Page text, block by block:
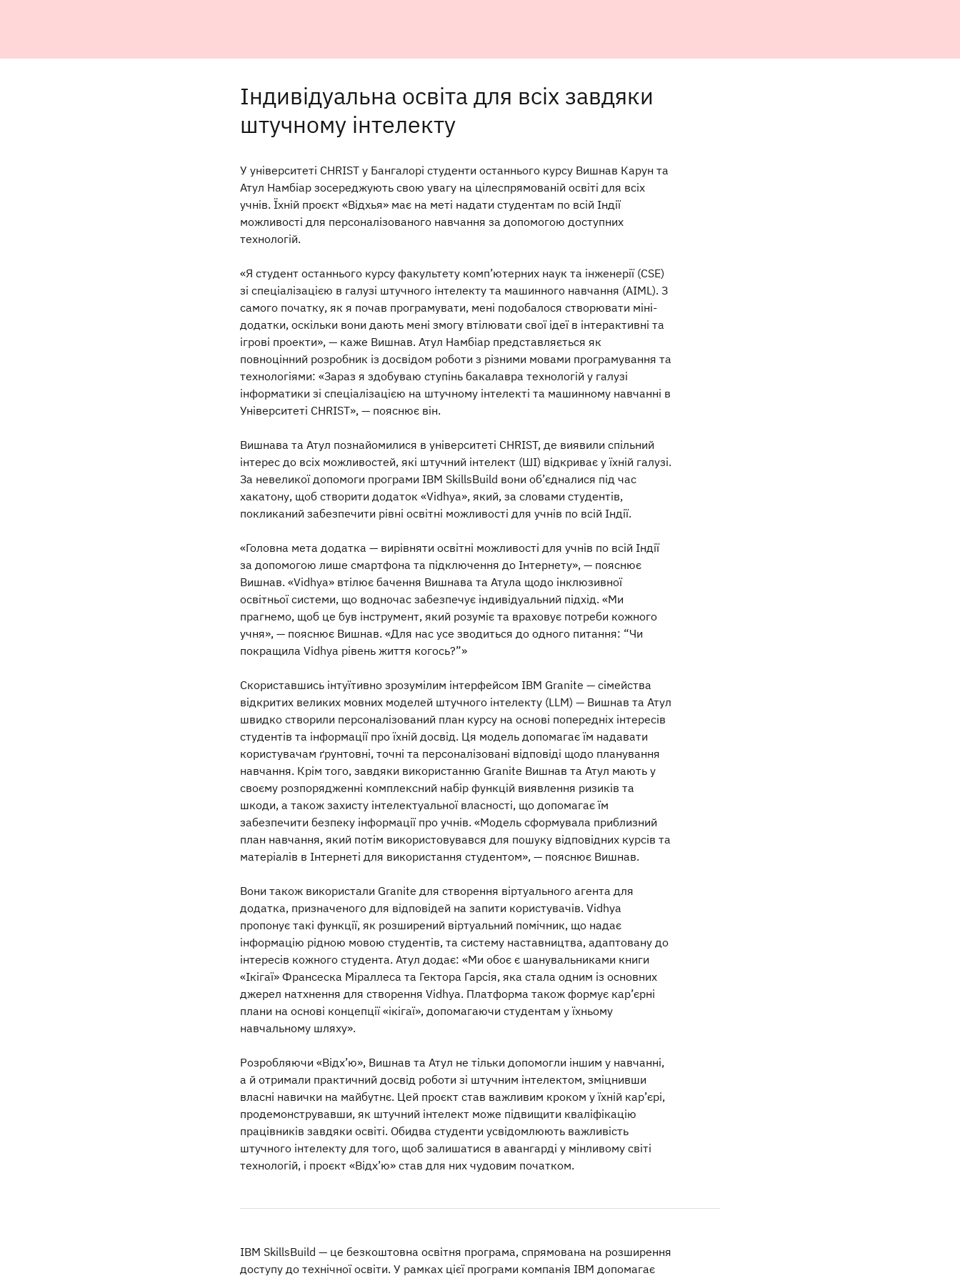
Індивідуальна освіта для всіх завдяки
штучному інтелекту
У університеті CHRIST у Бангалорі студенти останнього курсу Вишнав Карун та
Атул Намбіар зосереджують свою увагу на цілеспрямованій освіті для всіх
учнів. Їхній проєкт «Відхья» має на меті надати студентам по всій Індії
можливості для персоналізованого навчання за допомогою доступних
технологій.
«Я студент останнього курсу факультету комп’ютерних наук та інженерії (CSE)
зі спеціалізацією в галузі штучного інтелекту та машинного навчання (AIML). З
самого початку, як я почав програмувати, мені подобалося створювати міні-
додатки, оскільки вони дають мені змогу втілювати свої ідеї в інтерактивні та
ігрові проекти», — каже Вишнав. Атул Намбіар представляється як
повноцінний розробник із досвідом роботи з різними мовами програмування та
технологіями: «Зараз я здобуваю ступінь бакалавра технологій у галузі
інформатики зі спеціалізацією на штучному інтелекті та машинному навчанні в
Університеті CHRIST», — пояснює він.
Вишнава та Атул познайомилися в університеті CHRIST, де виявили спільний
інтерес до всіх можливостей, які штучний інтелект (ШІ) відкриває у їхній галузі.
За невеликої допомоги програми IBM SkillsBuild вони об’єдналися під час
хакатону, щоб створити додаток «Vidhya», який, за словами студентів,
покликаний забезпечити рівні освітні можливості для учнів по всій Індії.
«Головна мета додатка — вирівняти освітні можливості для учнів по всій Індії
за допомогою лише смартфона та підключення до Інтернету», — пояснює
Вишнав. «Vidhya» втілює бачення Вишнава та Атула щодо інклюзивної
освітньої системи, що водночас забезпечує індивідуальний підхід. «Ми
прагнемо, щоб це був інструмент, який розуміє та враховує потреби кожного
учня», — пояснює Вишнав. «Для нас усе зводиться до одного питання: “Чи
покращила Vidhya рівень життя когось?”»
Скориставшись інтуїтивно зрозумілим інтерфейсом IBM Granite — сімейства
відкритих великих мовних моделей штучного інтелекту (LLM) — Вишнав та Атул
швидко створили персоналізований план курсу на основі попередніх інтересів
студентів та інформації про їхній досвід. Ця модель допомагає їм надавати
користувачам ґрунтовні, точні та персоналізовані відповіді щодо планування
навчання. Крім того, завдяки використанню Granite Вишнав та Атул мають у
своєму розпорядженні комплексний набір функцій виявлення ризиків та
шкоди, а також захисту інтелектуальної власності, що допомагає їм
забезпечити безпеку інформації про учнів. «Модель сформувала приблизний
план навчання, який потім використовувався для пошуку відповідних курсів та
матеріалів в Інтернеті для використання студентом», — пояснює Вишнав.
Вони також використали Granite для створення віртуального агента для
додатка, призначеного для відповідей на запити користувачів. Vidhya
пропонує такі функції, як розширений віртуальний помічник, що надає
інформацію рідною мовою студентів, та систему наставництва, адаптовану до
інтересів кожного студента. Атул додає: «Ми обоє є шанувальниками книги
«Ікігаї» Франсеска Міраллеса та Гектора Гарсія, яка стала одним із основних
джерел натхнення для створення Vidhya. Платформа також формує кар’єрні
плани на основі концепції «ікігаї», допомагаючи студентам у їхньому
навчальному шляху».
Розробляючи «Відх’ю», Вишнав та Атул не тільки допомогли іншим у навчанні,
а й отримали практичний досвід роботи зі штучним інтелектом, зміцнивши
власні навички на майбутнє. Цей проєкт став важливим кроком у їхній кар’єрі,
продемонструвавши, як штучний інтелект може підвищити кваліфікацію
працівників завдяки освіті. Обидва студенти усвідомлюють важливість
штучного інтелекту для того, щоб залишатися в авангарді у мінливому світі
технологій, і проєкт «Відх’ю» став для них чудовим початком.
IBM SkillsBuild — це безкоштовна освітня програма, спрямована на розширення
доступу до технічної освіти. У рамках цієї програми компанія IBM допомагає